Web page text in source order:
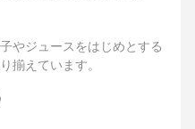
やジュースをはじめとする
揃えています。